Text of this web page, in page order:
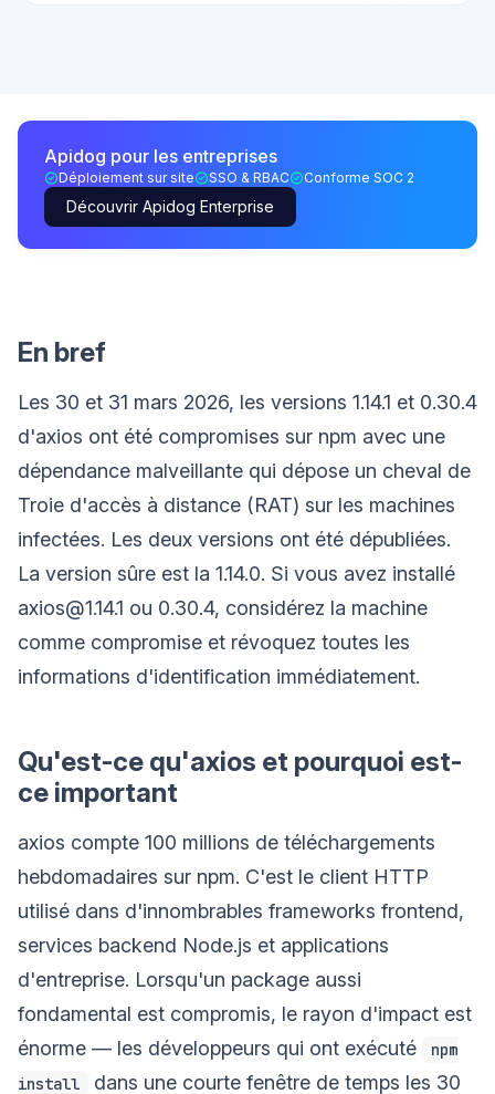
Apidog pour les entreprises
Déploiement sur site SSO & RBAC Conforme SOC 2
Découvrir Apidog Enterprise
En bref
Les 30 et 31 mars 2026, les versions 1.14.1 et 0.30.4
d'axios ont été compromises sur npm avec une
dépendance malveillante qui dépose un cheval de
Troie d'accès à distance (RAT) sur les machines
infectées. Les deux versions ont été dépubliées.
La version sûre est la 1.14.0. Si vous avez installé
axios@1.14.1 ou 0.30.4, considérez la machine
comme compromise et révoquez toutes les
informations d'identification immédiatement.
Qu'est-ce qu'axios et pourquoi est-
ce important
axios compte 100 millions de téléchargements
hebdomadaires sur npm. C'est le client HTTP
utilisé dans d'innombrables frameworks frontend,
services backend Node.js et applications
d'entreprise. Lorsqu'un package aussi
fondamental est compromis, le rayon d'impact est
énorme — les développeurs qui ont exécuté
npm
install
dans une courte fenêtre de temps les 30